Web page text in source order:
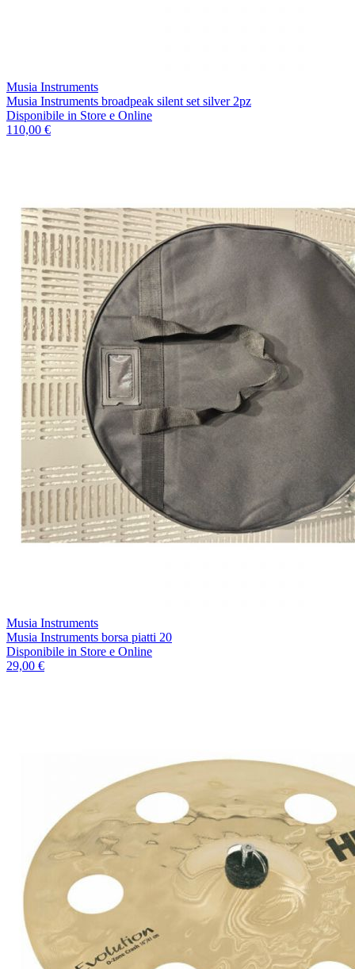
Musia Instruments
Musia Instruments broadpeak silent set silver 2pz
Disponibile in Store e Online
110,00 €
Musia Instruments
Musia Instruments borsa piatti 20
Disponibile in Store e Online
29,00 €